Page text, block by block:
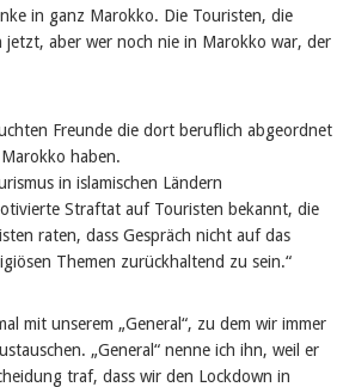
in ganz Marokko. Die Touristen, die
aber wer noch nie in Marokko war, der
Freunde die dort beruflich abgeordnet
haben.
in islamischen Ländern
Straftat auf Touristen bekannt, die
raten, dass Gespräch nicht auf das
Themen zurückhaltend zu sein.“
mit unserem „General“, zu dem wir immer
„General“ nenne ich ihn, weil er
traf, dass wir den Lockdown in